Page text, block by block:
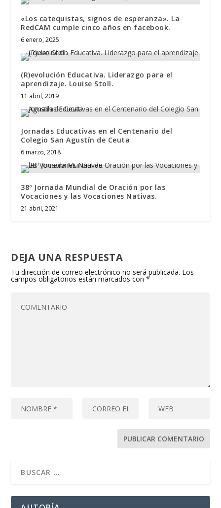
«Los catequistas, signos de esperanza». La
RedCAM cumple cinco años en facebook.
6 enero, 2025
(R)evolución Educativa. Liderazgo para el
aprendizaje. Louise Stoll.
11 abril, 2019
Jornadas Educativas en el Centenario del
Colegio San Agustín de Ceuta
6 marzo, 2018
38º Jornada Mundial de Oración por las
Vocaciones y las Vocaciones Nativas.
21 abril, 2021
DEJA UNA RESPUESTA
Tu dirección de correo electrónico no será publicada. Los
campos obligatorios están marcados con*